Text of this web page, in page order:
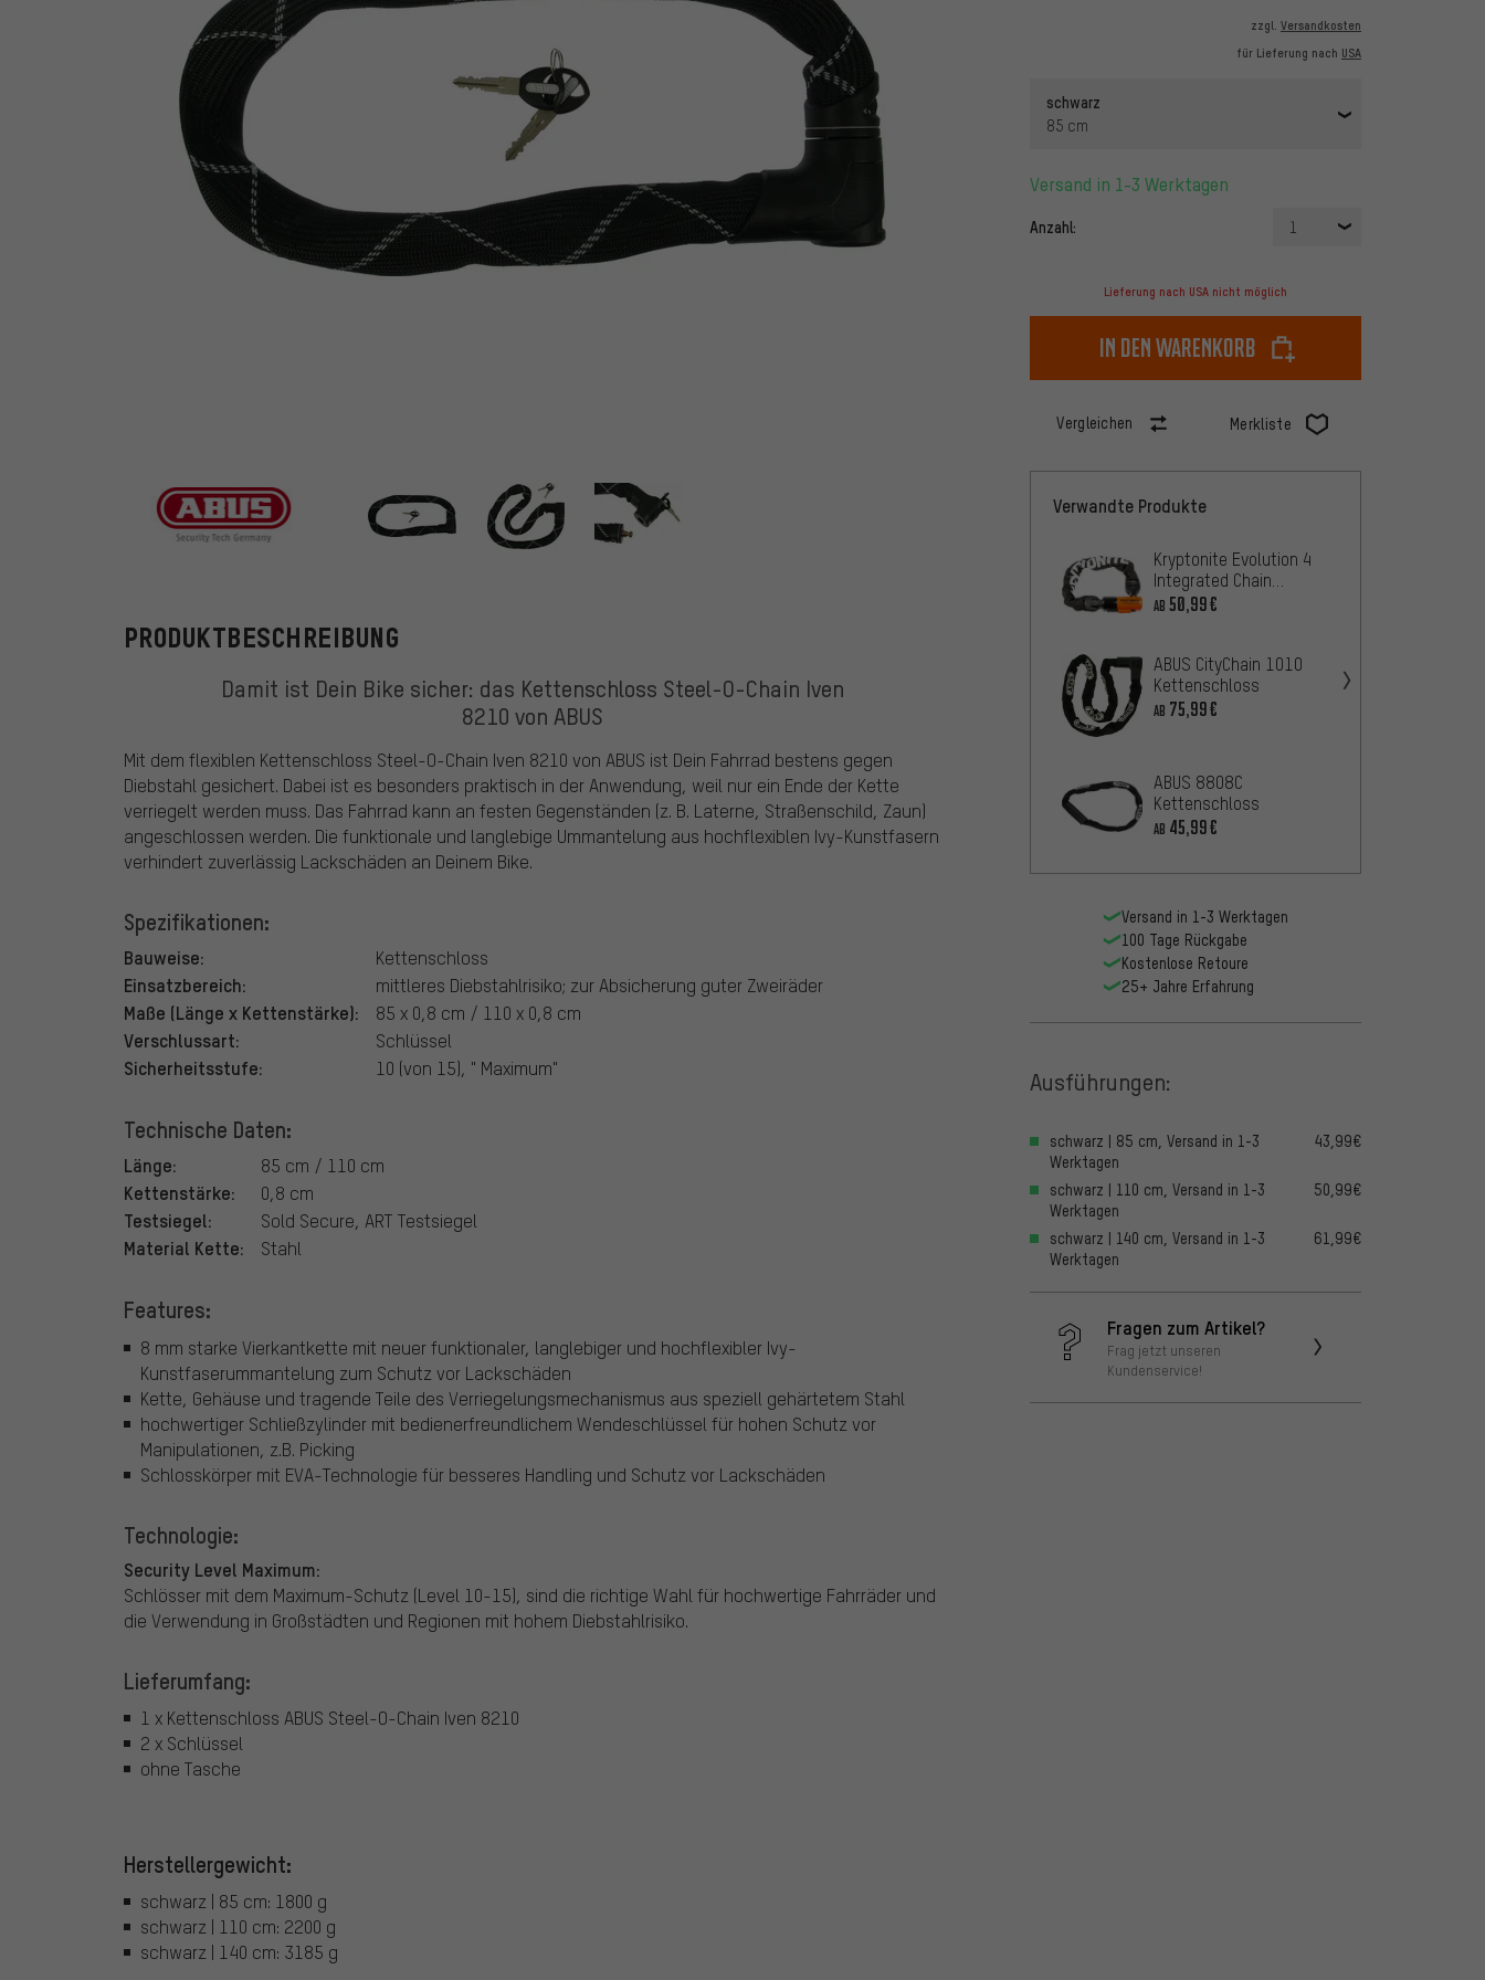
zzgl. Versandkosten
für Lieferung nach USA
schwarz
85 cm
Versand in 1-3 Werktagen
Anzahl: 1
Lieferung nach USA nicht möglich
In den Warenkorb
Vergleichen Merkliste
ABUS
PRODUKTBESCHREIBUNG
Damit ist Dein Bike sicher: das Kettenschloss Steel-O-Chain Iven
8210 von ABUS
Mit dem flexiblen Kettenschloss Steel-O-Chain Iven 8210 von ABUS ist Dein Fahrrad bestens gegen
Diebstahl gesichert. Dabei ist es besonders praktisch in der Anwendung, weil nur ein Ende der Kette
verriegelt werden muss. Das Fahrrad kann an festen Gegenständen (z. B. Laterne, Straßenschild, Zaun)
angeschlossen werden. Die funktionale und langlebige Ummantelung aus hochflexiblen Ivy-Kunstfasern
verhindert zuverlässig Lackschäden an Deinem Bike.
Spezifikationen:
Bauweise: Kettenschloss
Einsatzbereich: mittleres Diebstahlrisiko; zur Absicherung guter Zweiräder
Maße (Länge x Kettenstärke): 85 x 0,8 cm / 110 x 0,8 cm
Verschlussart: Schlüssel
Sicherheitsstufe: 10 (von 15), " Maximum"
Technische Daten:
Länge: 85 cm / 110 cm
Kettenstärke: 0,8 cm
Testsiegel: Sold Secure, ART Testsiegel
Material Kette: Stahl
Features:
8 mm starke Vierkantkette mit neuer funktionaler, langlebiger und hochflexibler Ivy-
Kunstfaserummantelung zum Schutz vor Lackschäden
Kette, Gehäuse und tragende Teile des Verriegelungsmechanismus aus speziell gehärtetem Stahl
hochwertiger Schließzylinder mit bedienerfreundlichem Wendeschlüssel für hohen Schutz vor
Manipulationen, z.B. Picking
Schlosskörper mit EVA-Technologie für besseres Handling und Schutz vor Lackschäden
Technologie:
Security Level Maximum:
Schlösser mit dem Maximum-Schutz (Level 10-15), sind die richtige Wahl für hochwertige Fahrräder und
die Verwendung in Großstädten und Regionen mit hohem Diebstahlrisiko.
Lieferumfang:
1 x Kettenschloss ABUS Steel-O-Chain Iven 8210
2 x Schlüssel
ohne Tasche
Herstellergewicht:
schwarz | 85 cm: 1800 g
schwarz | 110 cm: 2200 g
schwarz | 140 cm: 3185 g
Verwandte Produkte
Kryptonite Evolution 4
Integrated Chain
Kettenschloss
AB 50,99€
ABUS CityChain 1010
Kettenschloss
AB 75,99€
ABUS 8808C
Kettenschloss
AB 45,99€
Versand in 1-3 Werktagen
100 Tage Rückgabe
Kostenlose Retoure
25+ Jahre Erfahrung
Ausführungen:
schwarz | 85 cm, Versand in 1-3
Werktagen
43,99€
schwarz | 110 cm, Versand in 1-3
Werktagen
50,99€
schwarz | 140 cm, Versand in 1-3
Werktagen
61,99€
Fragen zum Artikel?
Frag jetzt unseren
Kundenservice!